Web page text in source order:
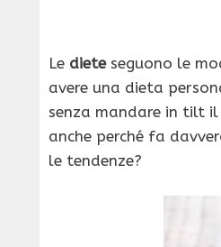
Le dieteseguono le
avere una dieta
senza mandare in tilt
anche perché fa
le tendenze?